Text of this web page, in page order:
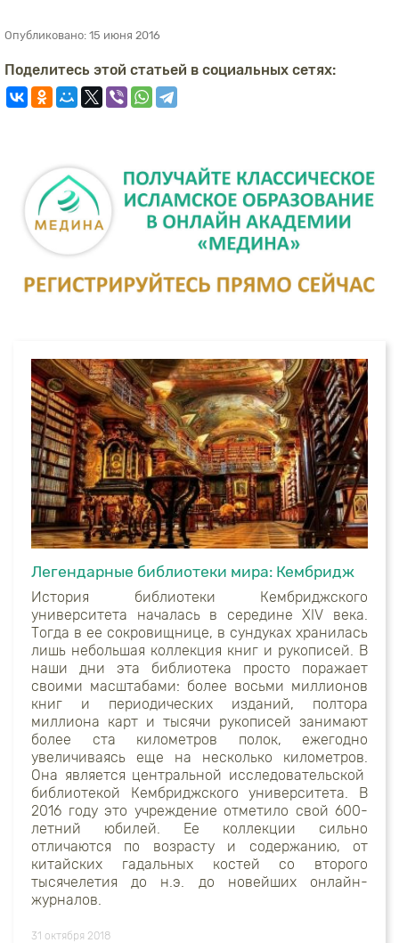
Опубликовано: 15 июня 2016
Поделитесь этой статьей в социальных сетях:
Легендарные библиотеки мира: Кембридж
История библиотеки Кембриджского
университета началась в середине XIV века.
Тогда в ее сокровищнице, в сундуках хранилась
лишь небольшая коллекция книг и рукописей. В
наши дни эта библиотека просто поражает
своими масштабами: более восьми миллионов
книг и периодических изданий, полтора
миллиона карт и тысячи рукописей занимают
более ста километров полок, ежегодно
увеличиваясь еще на несколько километров.
Она является центральной исследовательской
библиотекой Кембриджского университета. В
2016 году это учреждение отметило свой 600-
летний юбилей. Ее коллекции сильно
отличаются по возрасту и содержанию, от
китайских гадальных костей со второго
тысячелетия до н.э. до новейших онлайн-
журналов.
31 октября 2018